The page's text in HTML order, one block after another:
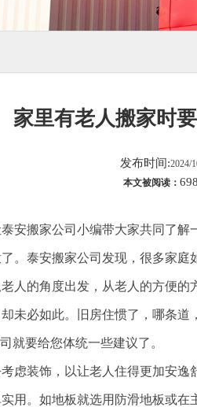
家里有老人搬家时
发布时间:2024/
本文被阅读：
安搬家公司小编带大家共同了解
。泰安搬家公司发现，很多家
人的角度出发，从老人的方便的
未必如此。旧房住惯了，哪条
就要给您体统一些建议了。
虑装饰，以让老人住得更加安逸
用。如地板就选用防滑地板或